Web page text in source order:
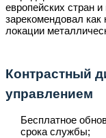
европейских стран
зарекомендовал
локации
Контрастный
управлением
Бесплатное
срока службы;